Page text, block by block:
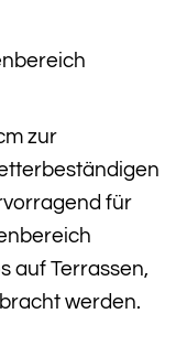
zur
für
auf Terrassen,
werden.